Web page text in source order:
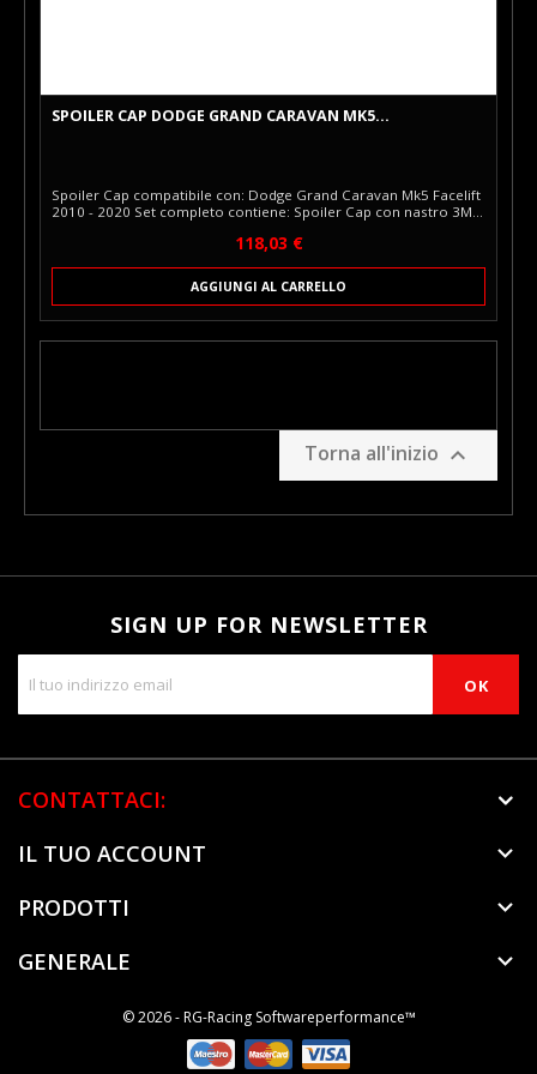
SPOILER CAP DODGE GRAND CARAVAN MK5...
Spoiler Cap compatibile con: Dodge Grand Caravan Mk5 Facelift
2010 - 2020 Set completo contiene: Spoiler Cap con nastro 3M
sovrapposizione montata sullo spoiler originale o sul bordo del
vettura e dona un look più dinamico. Progettato per adattarsi
perfettamente al modello specifico, si integra con la carrozzeria
Prezzo
118,03 €
AGGIUNGI AL CARRELLO
Torna all'inizio 
SIGN UP FOR NEWSLETTER
CONTATTACI:
IL TUO ACCOUNT

PRODOTTI 
GENERALE 
© 2026 - RG-Racing Softwareperformance™